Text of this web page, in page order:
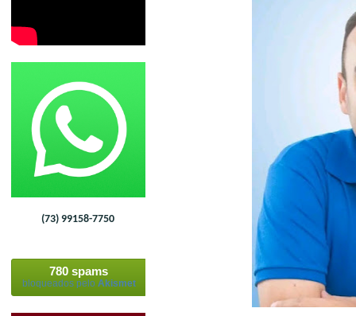
(73) 99158-7750
780 spams
bloqueados pelo Akismet